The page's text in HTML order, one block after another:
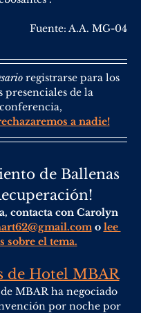
Fuente: A.A. MG-04
registrarse para los
presenciales de la
conferencia,
a nadie!
de Ballenas
contacta con Carolyn
o lee
sobre el tema.
de Hotel MBAR
MBAR ha negociado
por noche por